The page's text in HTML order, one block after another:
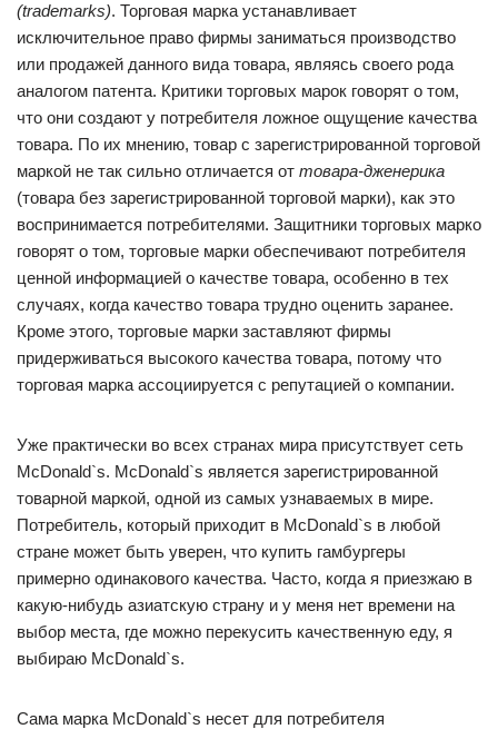
(trademarks). Торговая марка устанавливает
исключительное право фирмы заниматься производство
или продажей данного вида товара, являясь своего рода
аналогом патента. Критики торговых марок говорят о том,
что они создают у потребителя ложное ощущение качества
товара. По их мнению, товар с зарегистрированной торговой
маркой не так сильно отличается от товара-дженерика
(товара без зарегистрированной торговой марки), как это
воспринимается потребителями. Защитники торговых марко
говорят о том, торговые марки обеспечивают потребителя
ценной информацией о качестве товара, особенно в тех
случаях, когда качество товара трудно оценить заранее.
Кроме этого, торговые марки заставляют фирмы
придерживаться высокого качества товара, потому что
торговая марка ассоциируется с репутацией о компании.
Уже практически во всех странах мира присутствует сеть
McDonald`s. McDonald`s является зарегистрированной
товарной маркой, одной из самых узнаваемых в мире.
Потребитель, который приходит в McDonald`s в любой
стране может быть уверен, что купить гамбургеры
примерно одинакового качества. Часто, когда я приезжаю в
какую-нибудь азиатскую страну и у меня нет времени на
выбор места, где можно перекусить качественную еду, я
выбираю McDonald`s.
Сама марка McDonald`s несет для потребителя